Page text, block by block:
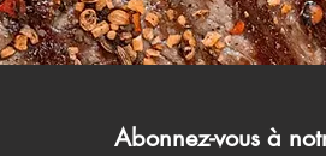
Abonnez-vous à